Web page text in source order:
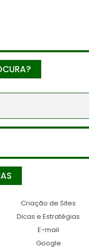
Criação de Sites
Dicas e Estratégias
E-mail
Google